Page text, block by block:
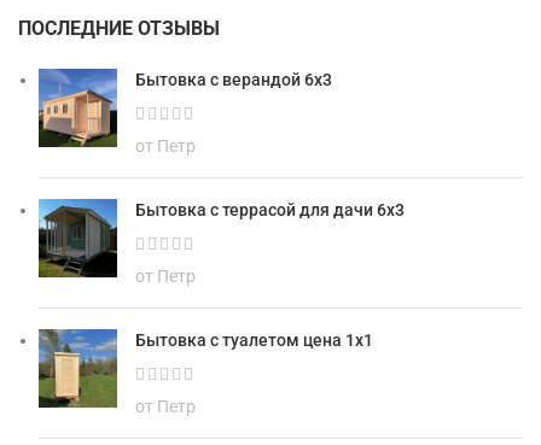
ПОСЛЕДНИЕ ОТЗЫВЫ
Бытовка с верандой 6х3
от Петр
Бытовка с террасой для дачи 6х3
от Петр
Бытовка с туалетом цена 1х1
от Петр